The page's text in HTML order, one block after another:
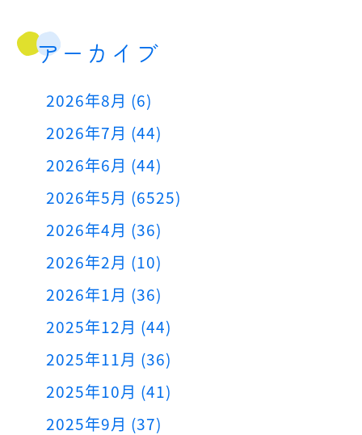
アーカイブ
2026年8月 (6)
2026年7月 (44)
2026年6月 (44)
2026年5月 (6525)
2026年4月 (36)
2026年2月 (10)
2026年1月 (36)
2025年12月 (44)
2025年11月 (36)
2025年10月 (41)
2025年9月 (37)